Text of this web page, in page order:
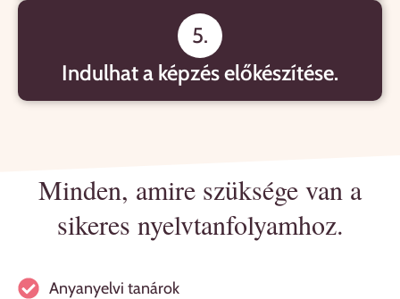
5.
Indulhat a képzés előkészítése.
Minden, amire szüksége van a
sikeres nyelvtanfolyamhoz.
Anyanyelvi tanárok